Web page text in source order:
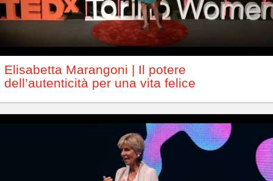
Elisabetta Marangoni | Il potere
dell’autenticità per una vita felice